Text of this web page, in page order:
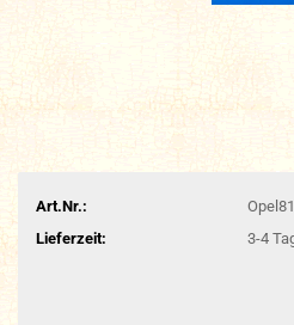
Art.Nr.:
Lieferzeit:
3-4